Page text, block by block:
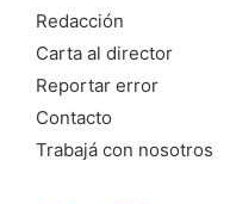
Redacción
Carta al director
Reportar error
Contacto
Trabajá con nosotros